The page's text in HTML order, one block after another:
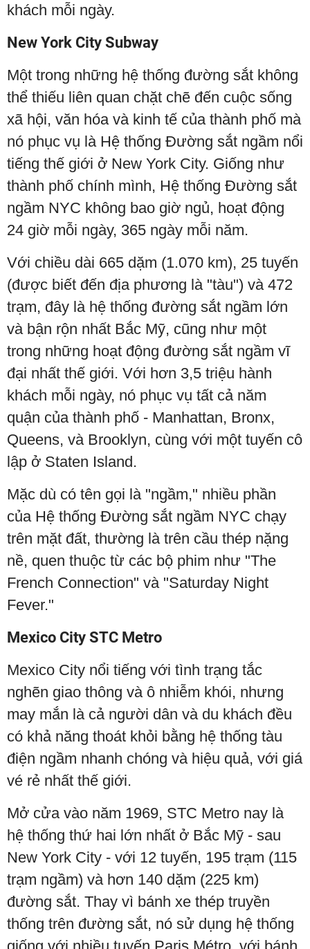
khách mỗi ngày.
New York City Subway
Một trong những hệ thống đường sắt không
thể thiếu liên quan chặt chẽ đến cuộc sống
xã hội, văn hóa và kinh tế của thành phố mà
nó phục vụ là Hệ thống Đường sắt ngầm nổi
tiếng thế giới ở New York City. Giống như
thành phố chính mình, Hệ thống Đường sắt
ngầm NYC không bao giờ ngủ, hoạt động
24 giờ mỗi ngày, 365 ngày mỗi năm.
Với chiều dài 665 dặm (1.070 km), 25 tuyến
(được biết đến địa phương là "tàu") và 472
trạm, đây là hệ thống đường sắt ngầm lớn
và bận rộn nhất Bắc Mỹ, cũng như một
trong những hoạt động đường sắt ngầm vĩ
đại nhất thế giới. Với hơn 3,5 triệu hành
khách mỗi ngày, nó phục vụ tất cả năm
quận của thành phố - Manhattan, Bronx,
Queens, và Brooklyn, cùng với một tuyến cô
lập ở Staten Island.
Mặc dù có tên gọi là "ngầm," nhiều phần
của Hệ thống Đường sắt ngầm NYC chạy
trên mặt đất, thường là trên cầu thép nặng
nề, quen thuộc từ các bộ phim như "The
French Connection" và "Saturday Night
Fever."
Mexico City STC Metro
Mexico City nổi tiếng với tình trạng tắc
nghẽn giao thông và ô nhiễm khói, nhưng
may mắn là cả người dân và du khách đều
có khả năng thoát khỏi bằng hệ thống tàu
điện ngầm nhanh chóng và hiệu quả, với giá
vé rẻ nhất thế giới.
Mở cửa vào năm 1969, STC Metro nay là
hệ thống thứ hai lớn nhất ở Bắc Mỹ - sau
New York City - với 12 tuyến, 195 trạm (115
trạm ngầm) và hơn 140 dặm (225 km)
đường sắt. Thay vì bánh xe thép truyền
thống trên đường sắt, nó sử dụng hệ thống